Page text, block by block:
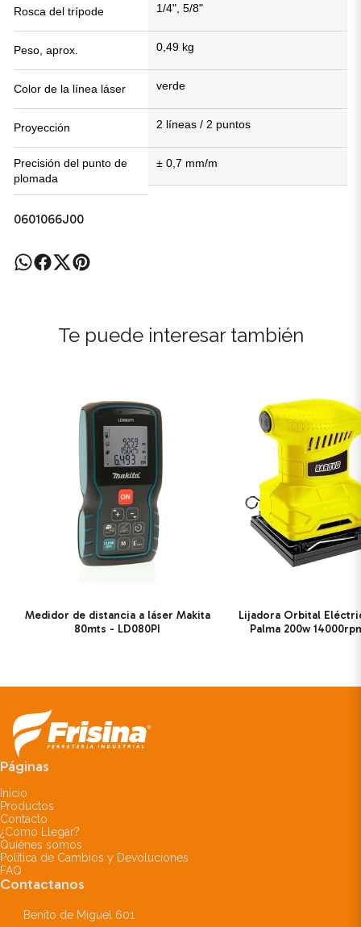
Rosca del trípode 1/4", 5/8"
Peso, aprox. 0,49 kg
Color de la línea láser verde
Proyección 2 líneas / 2 puntos
Precisión del punto de
plomada
± 0,7 mm/m
0601066J00
Te puede interesar también
Medidor de distancia a láser Makita
80mts - LD080PI
Lijadora Orbital
Palma 200w
Páginas
Inicio
Productos
Contacto
¿Como Llegar?
Quiénes somos
Política de Cambios y Devoluciones
FAQ
Contactanos
Benito de Miguel 601